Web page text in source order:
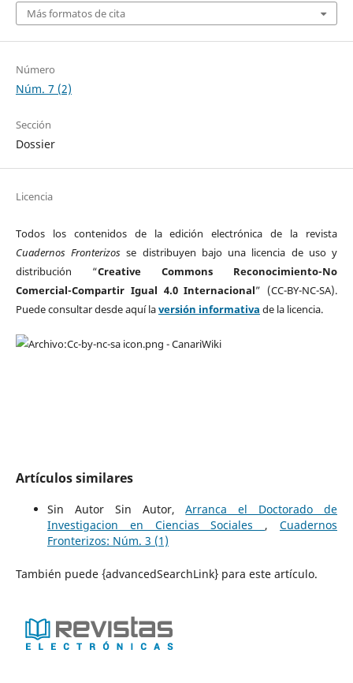
Más formatos de cita
Número
Núm. 7 (2)
Sección
Dossier
Licencia
Todos los contenidos de la edición electrónica de la revista
Cuadernos Fronterizos se distribuyen bajo una licencia de uso y
distribución “Creative Commons Reconocimiento-No
Comercial-Compartir Igual 4.0 Internacional” (CC-BY-NC-SA).
Puede consultar desde aquí laversión informativa de la licencia.
Artículos similares
Sin Autor Sin Autor,Arranca el Doctorado de
Investigacion en Ciencias Sociales ,Cuadernos
Fronterizos: Núm. 3 (1)
También puede {advancedSearchLink} para este artículo.